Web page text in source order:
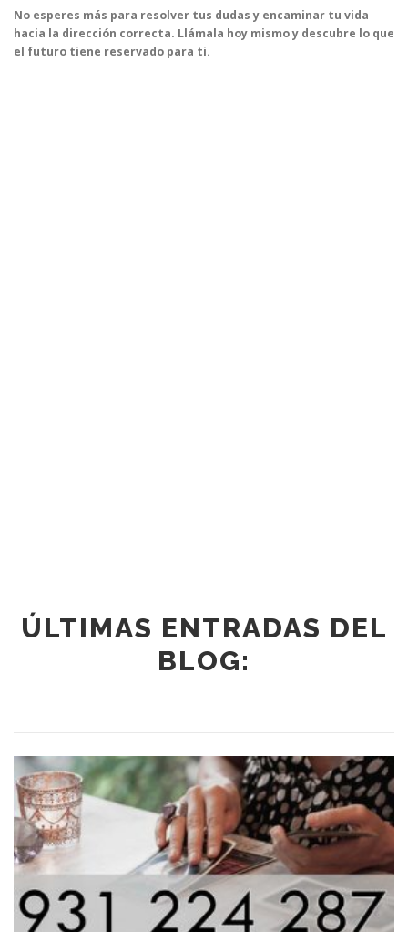
No esperes más para resolver tus dudas y encaminar tu vida
hacia la dirección correcta. Llámala hoy mismo y descubre lo que
el futuro tiene reservado para ti.
ÚLTIMAS ENTRADAS DEL
BLOG: